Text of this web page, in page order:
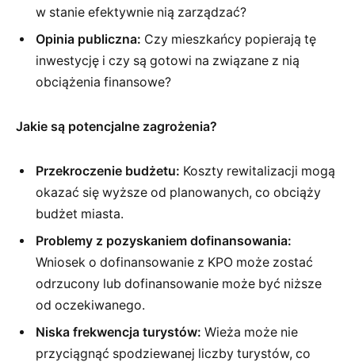
w stanie efektywnie nią zarządzać?
Opinia publiczna: Czy mieszkańcy popierają tę
inwestycję i czy są gotowi na związane z nią
obciążenia finansowe?
Jakie są potencjalne zagrożenia?
Przekroczenie budżetu: Koszty rewitalizacji mogą
okazać się wyższe od planowanych, co obciąży
budżet miasta.
Problemy z pozyskaniem dofinansowania:
Wniosek o dofinansowanie z KPO może zostać
odrzucony lub dofinansowanie może być niższe
od oczekiwanego.
Niska frekwencja turystów: Wieża może nie
przyciągnąć spodziewanej liczby turystów, co